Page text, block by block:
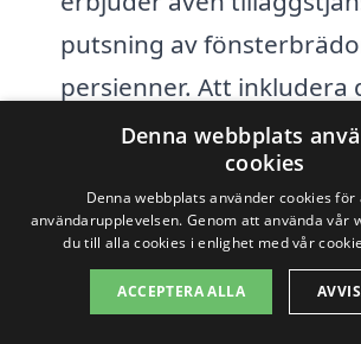
putsning av
persienner. Att inkludera
tjänster kan också
Frekvens av putsning:
fönsterputsning kan
möjligheter för rabatter,
Denna webbplats
cookies
Denna webbplats använder cookies
användarupplevelsen. Genom att använda vår
du till alla cookies i enlighet med vår
ACCEPTERA ALLA